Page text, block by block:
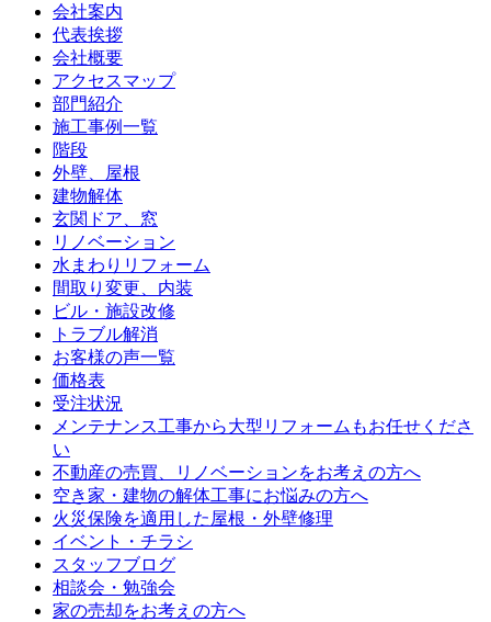
会社案内
代表挨拶
会社概要
アクセスマップ
部門紹介
施工事例一覧
階段
外壁、屋根
建物解体
玄関ドア、窓
リノベーション
水まわりリフォーム
間取り変更、内装
ビル・施設改修
トラブル解消
お客様の声一覧
価格表
受注状況
メンテナンス工事から大型リフォームもお任せくださ
い
不動産の売買、リノベーションをお考えの方へ
空き家・建物の解体工事にお悩みの方へ
火災保険を適用した屋根・外壁修理
イベント・チラシ
スタッフブログ
相談会・勉強会
家の売却をお考えの方へ